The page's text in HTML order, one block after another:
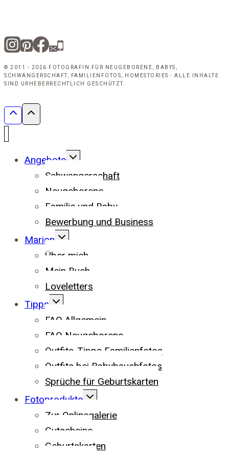
© 2011 - 2026 FOTOGRAFIN FÜR NEUGEBORENE, BABYS,
SCHWANGERSCHAFT, FAMILIENFOTOS, HOMESTORIES - ALLE INHALTE
SIND URHEBERRECHTLICH GESCHÜTZT.
Angebote UNTERMENÜ
UMSCHALTEN
Schwangerschaft
Neugeborene
Familie und Baby
Bewerbung und Business
Marion UNTERMENÜ
UMSCHALTEN
Über mich
Mein Buch
Loveletters
Tipps UNTERMENÜ
UMSCHALTEN
FAQ Allgemein
FAQ Neugeborene
Outfits-Tipps Familienfotos
Outfits bei Babybauchfotos
Sprüche für Geburtskarten
Fotoprodukte UNTERMENÜ
UMSCHALTEN
Zur Onlinegalerie
Gutscheine
Geburtskarten